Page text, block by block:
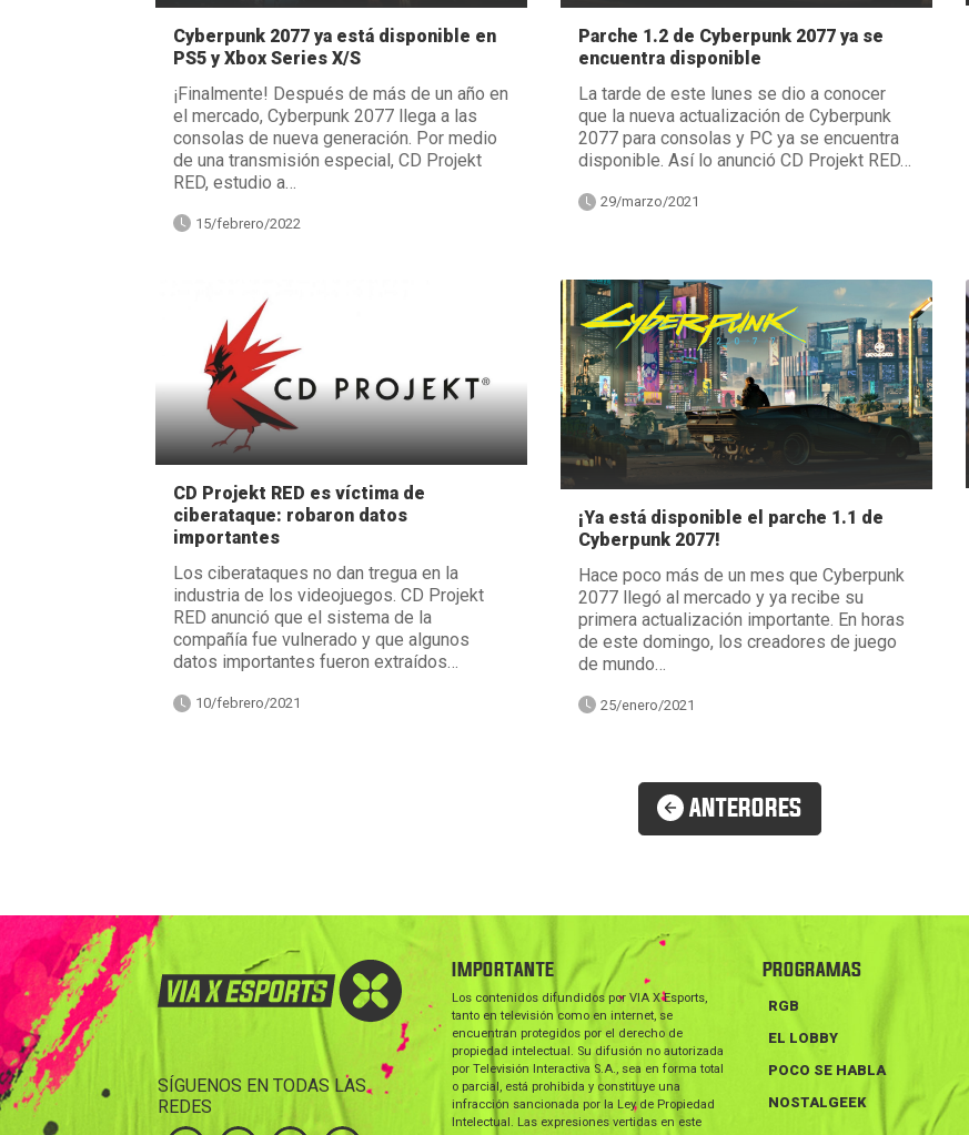
Cyberpunk 2077 ya está disponible en
PS5 y Xbox Series X/S
¡Finalmente! Después de más de un año en
el mercado, Cyberpunk 2077 llega a las
consolas de nueva generación. Por medio
de una transmisión especial, CD Projekt
RED, estudio a…
15/febrero/2022
Parche 1.2 de Cyberpunk 2077 ya se
encuentra disponible
La tarde de este lunes se dio a conocer
que la nueva actualización de Cyberpunk
2077 para consolas y PC ya se encuentra
disponible. Así lo anunció CD Projekt RED…
29/marzo/2021
CD Projekt RED es víctima de
ciberataque: robaron datos
importantes
Los ciberataques no dan tregua en la
industria de los videojuegos. CD Projekt
RED anunció que el sistema de la
compañía fue vulnerado y que algunos
datos importantes fueron extraídos…
10/febrero/2021
¡Ya está disponible el parche 1.1 de
Cyberpunk 2077!
Hace poco más de un mes que Cyberpunk
2077 llegó al mercado y ya recibe su
primera actualización importante. En horas
de este domingo, los creadores de juego
de mundo…
25/enero/2021
ANTERORES
SÍGUENOS EN TODAS LAS
REDES
IMPORTANTE
Los contenidos difundidos por VIA X Esports,
tanto en televisión como en internet, se
encuentran protegidos por el derecho de
propiedad intelectual. Su difusión no autorizada
por Televisión Interactiva S.A., sea en forma total
o parcial, está prohibida y constituye una
infracción sancionada por la Ley de Propiedad
Intelectual. Las expresiones vertidas en este
PROGRAMAS
RGB
EL LOBBY
POCO SE HABLA
NOSTALGEEK